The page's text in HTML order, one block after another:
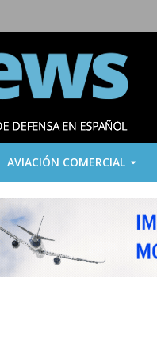
AVIACIÓN COMERCIAL